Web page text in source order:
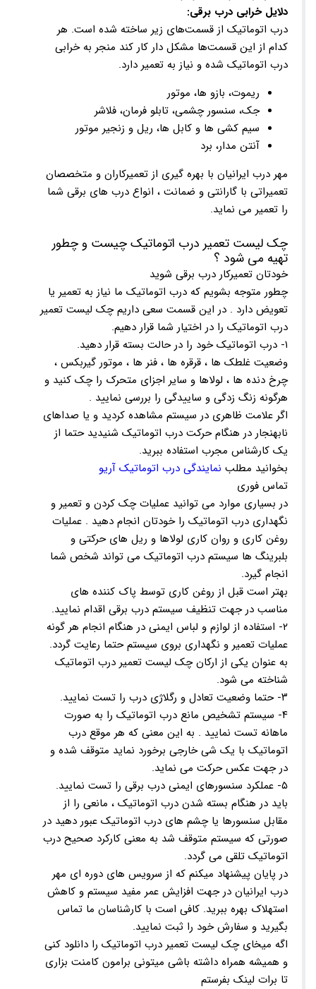
دلایل خرابی درب برقی:
درب اتوماتیک از قسمت‌های زیر ساخته شده است. هر
کدام از این قسمت‌ها مشکل دار کار کند منجر به خرابی
درب اتوماتیک شده و نیاز به تعمیر دارد.
ریموت، بازو ها، موتور
جک، سنسور چشمی، تابلو فرمان، فلاشر
سیم کشی ها و کابل ها، ریل و زنجیر موتور
آنتن مدار، برد
مهر درب ایرانیان با بهره گیری از تعمیرکاران و متخصصان
تعمیراتی با گارانتی و ضمانت ، انواع درب های برقی شما
را تعمیر می نماید.
چک لیست تعمیر درب اتوماتیک چیست و چطور
تهیه می شود ؟
خودتان تعمیرکار درب برقی شوید
چطور متوجه بشویم که درب اتوماتیک ما نیاز به تعمیر یا
تعویض دارد . در این قسمت سعی داریم چک لیست تعمیر
درب اتوماتیک را در اختیار شما قرار دهیم.
۱- درب اتوماتیک خود را در حالت بسته قرار دهید.
وضعیت غلطک ها ، قرقره ها ، فنر ها ، موتور گیربکس ،
چرخ دنده ها ، لولاها و سایر اجزای متحرک را چک کنید و
هرگونه زنگ زدگی و ساییدگی را بررسی نمایید .
اگر علامت ظاهری در سیستم مشاهده کردید و یا صداهای
نابهنجار در هنگام حرکت درب اتوماتیک شنیدید حتما از
یک کارشناس مجرب استفاده ببرید.
بخوانید مطلب نمایندگی درب اتوماتیک آریو
تماس فوری
در بسیاری موارد می توانید عملیات چک کردن و تعمیر و
نگهداری درب اتوماتیک را خودتان انجام دهید . عملیات
روغن کاری و روان کاری لولاها و ریل های حرکتی و
بلبرینگ ها سیستم درب اتوماتیک می تواند شخص شما
انجام گیرد.
بهتر است قبل از روغن کاری توسط پاک کننده های
مناسب در جهت تنظیف سیستم درب برقی اقدام نمایید.
۲- استفاده از لوازم و لباس ایمنی در هنگام انجام هر گونه
عملیات تعمیر و نگهداری بروی سیستم حتما رعایت گردد.
به عنوان یکی از ارکان چک لیست تعمیر درب اتوماتیک
شناخته می شود.
۳- حتما وضعیت تعادل و رگلاژی درب را تست نمایید.
۴- سیستم تشخیص مانع درب اتوماتیک را به صورت
ماهانه تست نمایید . به این معنی که هر موقع درب
اتوماتیک با یک شی خارجی برخورد نماید متوقف شده و
در جهت عکس حرکت می نماید.
۵- عملکرد سنسورهای ایمنی درب برقی را تست نمایید.
باید در هنگام بسته شدن درب اتوماتیک ، مانعی را از
مقابل سنسورها یا چشم های درب اتوماتیک عبور دهید در
صورتی که سیستم متوقف شد به معنی کارکرد صحیح درب
اتوماتیک تلقی می گردد.
در پایان پیشنهاد میکنم که از سرویس های دوره ای مهر
درب ایرانیان در جهت افزایش عمر مفید سیستم و کاهش
استهلاک بهره ببرید. کافی است با کارشناسان ما تماس
بگیرید و سفارش خود را ثبت نمایید.
اگه میخای چک لیست تعمیر درب اتوماتیک را دانلود کنی
و همیشه همراه داشته باشی میتونی برامون کامنت بزاری
تا برات لینک بفرستم